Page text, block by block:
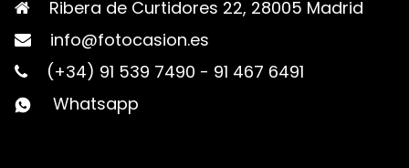
Ribera de Curtidores 22, 28005 Madrid
info@fotocasion.es
(+34) 91 539 7490 - 91 467 6491
Whatsapp